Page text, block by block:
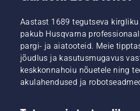
Ärge
Siin
Aastast 1689 tegutseva
pakub Husqvarna
pargi- ja aiatooteid. Meie
jõudlus ja kasutusmugavus
keskkonnahoiu nõuetele ning
akulahendused ja